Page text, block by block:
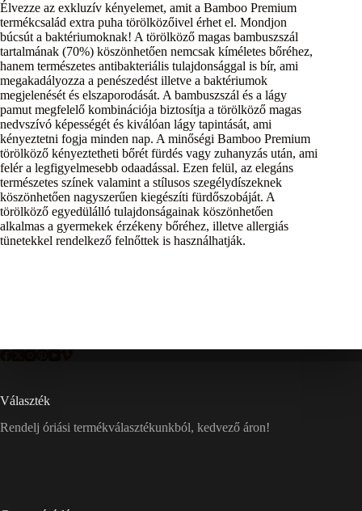
Élvezze az exkluzív kényelemet, amit a Bamboo Premium
termékcsalád extra puha törölközőivel érhet el. Mondjon
búcsút a baktériumoknak! A törölköző magas bambuszszál
tartalmának (70%) köszönhetően nemcsak kíméletes bőréhez,
hanem természetes antibakteriális tulajdonsággal is bír, ami
megakadályozza a penészedést illetve a baktériumok
megjelenését és elszaporodását. A bambuszszál és a lágy
pamut megfelelő kombinációja biztosítja a törölköző magas
nedvszívó képességét és kiválóan lágy tapintását, ami
kényeztetni fogja minden nap. A minőségi Bamboo Premium
törölköző kényeztetheti bőrét fürdés vagy zuhanyzás után, ami
felér a legfigyelmesebb odaadással. Ezen felül, az elegáns
természetes színek valamint a stílusos szegélydíszeknek
köszönhetően nagyszerűen kiegészíti fürdőszobáját. A
törölköző egyedülálló tulajdonságainak köszönhetően
alkalmas a gyermekek érzékeny bőréhez, illetve allergiás
tünetekkel rendelkező felnőttek is használhatják.
Választék
Rendelj óriási termékválasztékunkból, kedvező áron!